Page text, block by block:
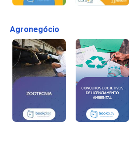
Agronegócio